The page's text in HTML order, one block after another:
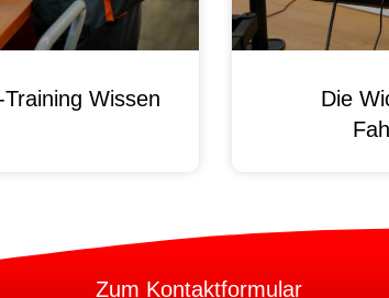
Wissen
Die
Zum Kontaktformular